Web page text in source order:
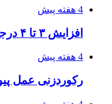
۱۴۰۵/۰۴/۱۵
۱۴۰۵/۰۴/۱۴